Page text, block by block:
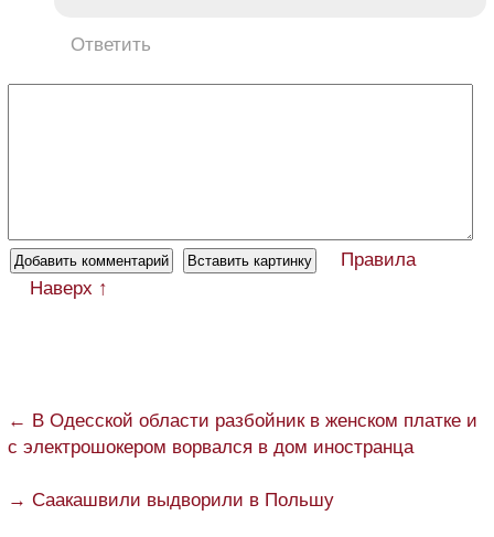
Ответить
Правила
Наверх ↑
← В Одесской области разбойник в женском платке и
с электрошокером ворвался в дом иностранца
→ Саакашвили выдворили в Польшу